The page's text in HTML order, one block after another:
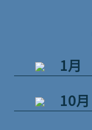
1月
10月